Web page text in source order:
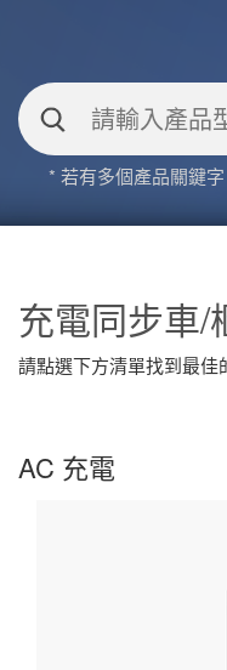
* 若有多個產品關鍵
常見問題
我該怎麼辦？
Q3: 為何放置在充
充電同步車/
請點選下方清單找到最佳
AC 充電